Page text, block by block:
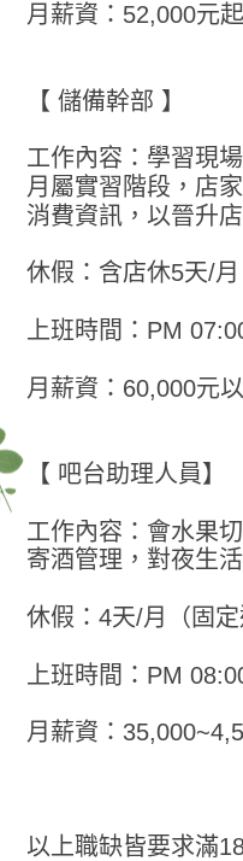
月薪資：52,000元
【 儲備幹部 】
工作內容：學習現
月屬實習階段，店
消費資訊，以晉升
休假：含店休5天/月
上班時間：PM
月薪資：60,000元
【 吧台助理人員】
工作內容：會水果
寄酒管理，對夜生
休假：4天/月（固定
上班時間：PM
月薪資：
以上職缺皆要求滿